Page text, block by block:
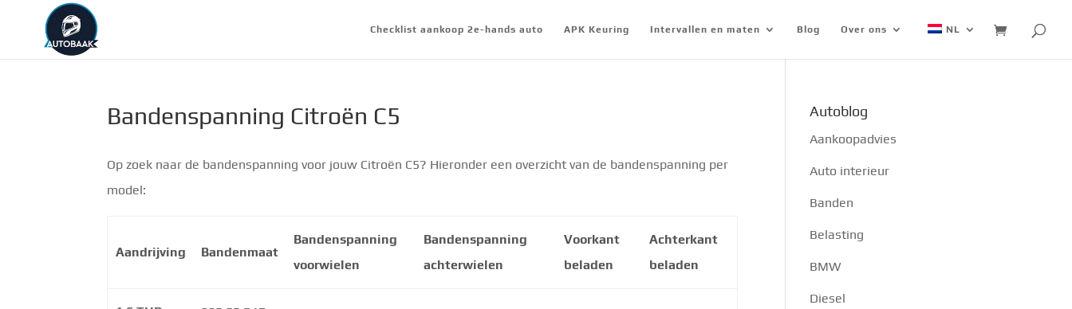
Checklist aankoop 2e-hands auto APK Keuring Intervallen en maten Blog Over ons NL
Bandenspanning Citroën C5
Op zoek naar de bandenspanning voor jouw Citroën C5? Hieronder een overzicht van de bandenspanning per
model:
Aandrijving Bandenmaat
Bandenspanning
voorwielen
Bandenspanning
achterwielen
Voorkant
beladen
Achterkant
beladen
Autoblog
Aankoopadvies
Auto interieur
Banden
Belasting
BMW
Diesel